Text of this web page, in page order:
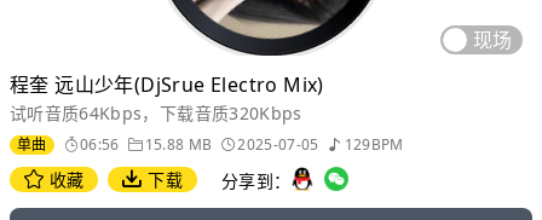
现场
程奎 远山少年(DjSrue Electro Mix)
试听音质64Kbps，下载音质320Kbps
单曲 06:56 15.88 MB 2025-07-05 129BPM
收藏 下载 分享到：